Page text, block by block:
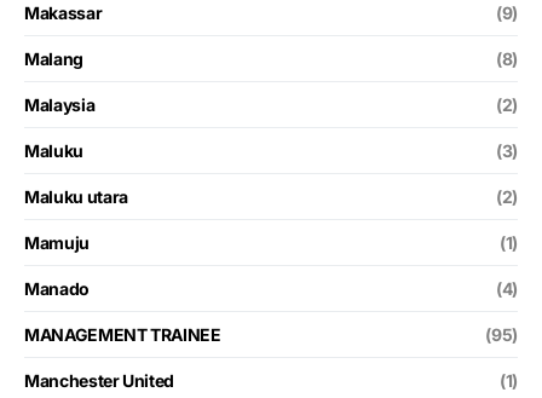
Makassar (9)
Malang (8)
Malaysia (2)
Maluku (3)
Maluku utara (2)
Mamuju (1)
Manado (4)
MANAGEMENT TRAINEE (95)
Manchester United (1)